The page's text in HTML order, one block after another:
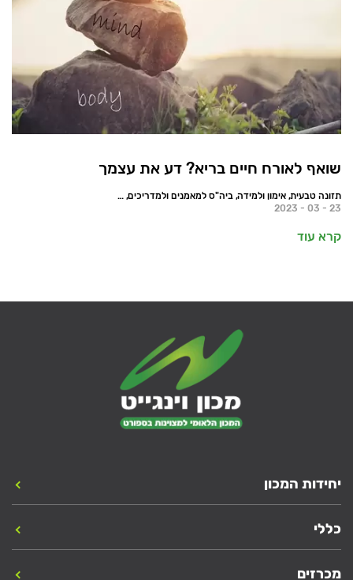
שואף לאורח חיים בריא? דע את עצמך
תזונה טבעית, אימון ולמידה, ביה"ס למאמנים ולמדריכים, רפואה משלימה
23 - 03 - 2023
קרא עוד
יחידות המכון
כללי
מכרזים